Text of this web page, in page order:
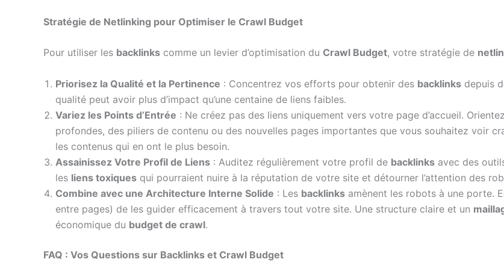
Stratégie de Netlinking pour Optimiser le Crawl Budget
Pour utiliser les backlinks comme un levier d’optimisation du Crawl Budget, votre stratégie de
Priorisez la Qualité et la Pertinence : Concentrez vos efforts pour obtenir des backlinks depuis
qualité peut avoir plus d’impact qu’une centaine de liens faibles.
Variez les Points d’Entrée : Ne créez pas des liens uniquement vers votre page d’accueil.
profondes, des piliers de contenu ou des nouvelles pages importantes que vous souhaitez voir
les contenus qui en ont le plus besoin.
Assainissez Votre Profil de Liens : Auditez régulièrement votre profil de backlinks avec des
les liens toxiques qui pourraient nuire à la réputation de votre site et détourner l’attention des
Combine avec une Architecture Interne Solide : Les backlinks amènent les robots à une porte.
entre pages) de les guider efficacement à travers tout votre site. Une structure claire et un
économique du budget de crawl.
FAQ : Vos Questions sur Backlinks et Crawl Budget